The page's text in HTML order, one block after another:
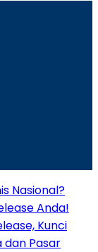
Nasional?
Anda!
Kunci
dan Pasar